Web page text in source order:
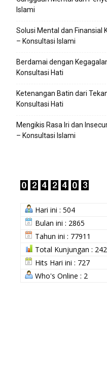
Islami
Solusi Mental dan Finansial
– Konsultasi Islami
Berdamai dengan
Konsultasi Hati
Ketenangan Batin dari
Konsultasi Hati
Mengikis Rasa Iri dan
– Konsultasi Islami
Hari ini : 504
Bulan ini : 2865
Tahun ini : 77911
Total Kunjungan :
Hits Hari ini : 727
Who's Online : 2